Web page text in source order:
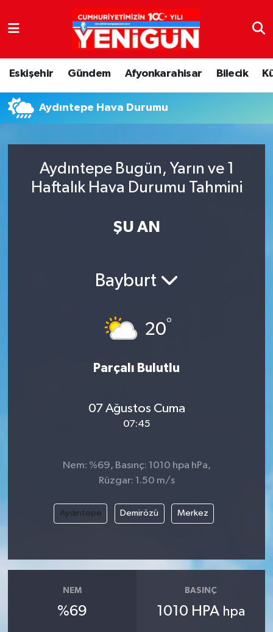
Eskişehir Gündem Afyonkarahisar Bilecik
Aydıntepe Hava Durumu
Aydıntepe Bugün, Yarın ve 1
Haftalık Hava Durumu Tahmini
ŞU AN
Bayburt
20°
Parçalı Bulutlu
07 Ağustos Cuma
07:45
Nem: %69, Basınç: 1010 hpa hPa,
Rüzgar: 1.50 m/s
Aydıntepe Demirözü Merkez
NEM
%69
BASINÇ
1010 HPA hpa
Nöbetçi Eczaneler
Hava Durumu
Trafik Durumu
Tüm Manşetler